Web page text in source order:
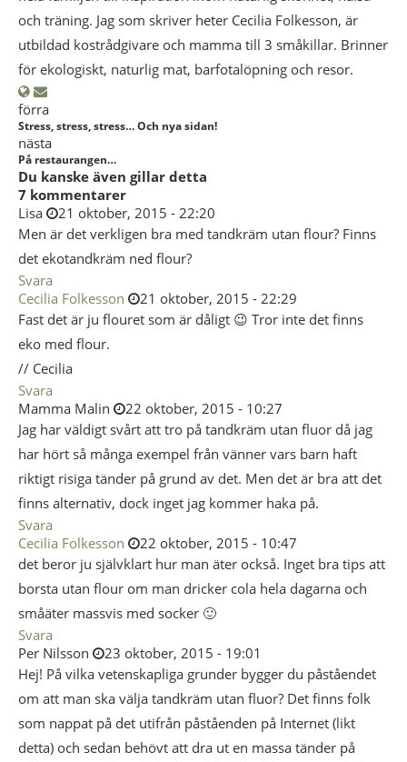
och träning. Jag som skriver heter Cecilia Folkesson, är
utbildad kostrådgivare och mamma till 3 småkillar. Brinner
för ekologiskt, naturlig mat, barfotalöpning och resor.
förra
Stress, stress, stress… Och nya sidan!
nästa
På restaurangen…
Du kanske även gillar detta
7 kommentarer
Lisa
21 oktober, 2015 - 22:20
Men är det verkligen bra med tandkräm utan flour? Finns
det ekotandkräm ned flour?
Svara
Cecilia Folkesson
21 oktober, 2015 - 22:29
Fast det är ju flouret som är dåligt 😉 Tror inte det finns
eko med flour.
// Cecilia
Svara
Mamma Malin
22 oktober, 2015 - 10:27
Jag har väldigt svårt att tro på tandkräm utan fluor då jag
har hört så många exempel från vänner vars barn haft
riktigt risiga tänder på grund av det. Men det är bra att det
finns alternativ, dock inget jag kommer haka på.
Svara
Cecilia Folkesson
22 oktober, 2015 - 10:47
det beror ju självklart hur man äter också. Inget bra tips att
borsta utan flour om man dricker cola hela dagarna och
småäter massvis med socker 🙂
Svara
Per Nilsson
23 oktober, 2015 - 19:01
Hej! På vilka vetenskapliga grunder bygger du påståendet
om att man ska välja tandkräm utan fluor? Det finns folk
som nappat på det utifrån påståenden på Internet (likt
detta) och sedan behövt att dra ut en massa tänder på